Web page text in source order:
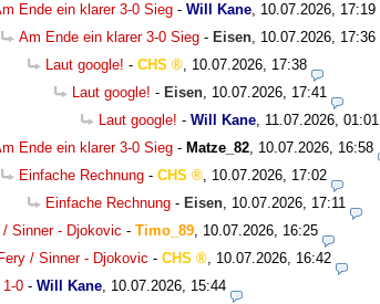
Ende ein klarer 3-0 Sieg - Will Kane, 10.07.2026, 17:19
Am Ende ein klarer 3-0 Sieg - Eisen, 10.07.2026, 17:36
Laut google! - CHS , 10.07.2026, 17:38
Laut google! - Eisen, 10.07.2026, 17:41
Laut google! - Will Kane, 11.07.2026, 01:01
Ende ein klarer 3-0 Sieg - Matze_82, 10.07.2026, 16:58
Einfache Rechnung - CHS , 10.07.2026, 17:02
Einfache Rechnung - Eisen, 10.07.2026, 17:11
Sinner - Djokovic - Timo_89, 10.07.2026, 16:25
/ Sinner - Djokovic - CHS , 10.07.2026, 16:42
0 - Will Kane, 10.07.2026, 15:44